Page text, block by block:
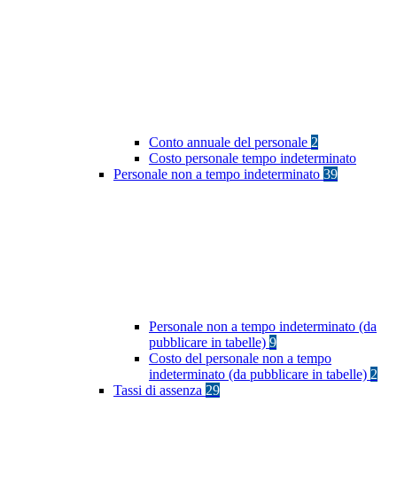
Conto annuale del personale 2
Costo personale tempo indeterminato
Personale non a tempo indeterminato 39
Personale non a tempo indeterminato (da
pubblicare in tabelle) 9
Costo del personale non a tempo
indeterminato (da pubblicare in tabelle) 2
Tassi di assenza 29